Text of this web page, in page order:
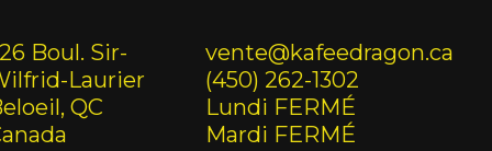
Boul. Sir-
Laurier
QC
vente@kafeedragon.ca
(450) 262-1302
Lundi FERMÉ
Mardi FERMÉ